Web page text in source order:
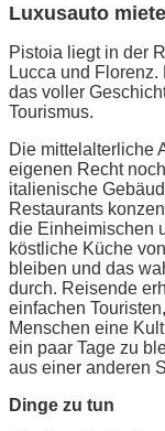
Luxusauto
Pistoia liegt in der
Lucca und
das voller
Tourismus.
Die mittelalterliche
eigenen Recht
italienische
Restaurants
die Einheimischen
köstliche Küche
bleiben und das
durch. Reisende
einfachen
Menschen eine
ein paar Tage zu
aus einer anderen
Dinge zu tun